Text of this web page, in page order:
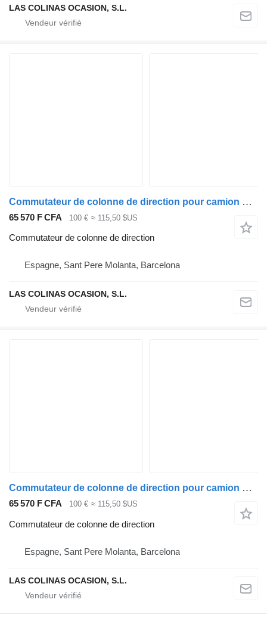
LAS COLINAS OCASION, S.L.
Commutateur de colonne de direction pour camion Nissan EBRO
65 570 F CFA 100 € ≈ 115,50 $US
Commutateur de colonne de direction
Espagne, Sant Pere Molanta, Barcelona
LAS COLINAS OCASION, S.L.
Commutateur de colonne de direction pour camion Nissan ATLEON
65 570 F CFA 100 € ≈ 115,50 $US
Commutateur de colonne de direction
Espagne, Sant Pere Molanta, Barcelona
LAS COLINAS OCASION, S.L.